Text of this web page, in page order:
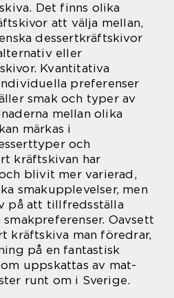
Det finns olika
att välja mellan,
dessertkräftskivor
eller
Kvantitativa
preferenser
smak och typer av
mellan olika
märkas i
och
kräftskivan har
blivit mer varierad,
smakupplevelser, men
på att tillfredsställa
Oavsett
kräftskiva man föredrar,
på en fantastisk
uppskattas av mat-
runt om i Sverige.